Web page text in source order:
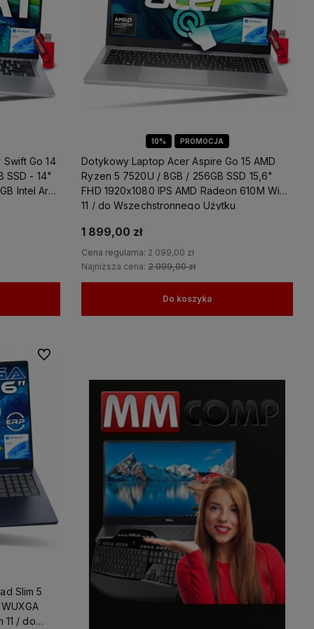
Go 14
SSD - 14"
Intel Arc
10% PROMOCJA
Dotykowy Laptop Acer Aspire Go 15 AMD
Ryzen 5 7520U / 8GB / 256GB SSD 15,6"
FHD 1920x1080 IPS AMD Radeon 610M Win
11 / do Wszechstronnego Użytku
1 899,00 zł
Cena regularna: 2 099,00 zł
Najniższa cena:2 099,00 zł
Do koszyka
Slim 5
11 / do
Do ulubionych